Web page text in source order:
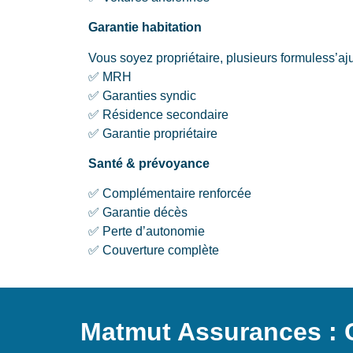
Garantie habitation
Vous soyez propriétaire, plusieurs
✅ MRH
✅ Garanties syndic
✅ Résidence secondaire
✅ Garantie propriétaire
Santé & prévoyance
✅ Complémentaire renforcée
✅ Garantie décès
✅ Perte d’autonomie
✅ Couverture complète
Matmut Assurances :